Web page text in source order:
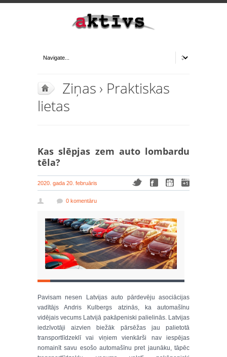
Ziņas › Praktiskas
lietas
Kas slēpjas zem auto lombardu
tēla?
2020. gada 20. februāris
0 komentāru
Pavisam nesen Latvijas auto pārdevēju asociācijas
vadītājs Andris Kulbergs atzinās, ka automašīnu
vidējais vecums Latvijā pakāpeniski palielinās. Latvijas
iedzīvotāji aizvien biežāk pārsēžas jau palietotā
transportlīdzeklī vai viņiem vienkārši nav iespējas
nomainīt savu esošo automašīnu pret jaunāku, tāpēc